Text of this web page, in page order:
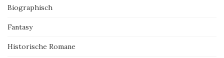
Biographisch
Fantasy
Historische Romane